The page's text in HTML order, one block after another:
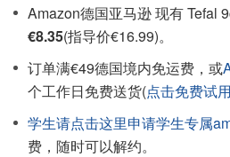
Amazon德国亚马逊 现有 Tefal
€8.35(指导价€16.99)。
订单满€49德国境内免运费，或
个工作日免费送货(点击免费试
学生请点击这里申请学生专属
费，随时可以解约。